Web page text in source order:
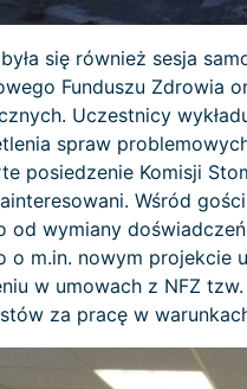
się również sesja
Funduszu Zdrowia
Uczestnicy
spraw
posiedzenie Komisji
Wśród
od wymiany
o m.in. nowym
w umowach z NFZ
za pracę w